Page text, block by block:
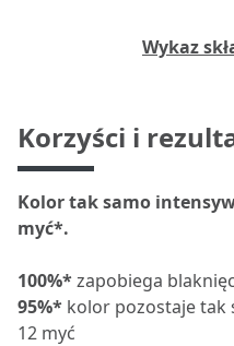
Wykaz
Korzyści i
Kolor tak samo
myć*.
100%*zapobiega
95%* kolor pozostaje tak
12 myć